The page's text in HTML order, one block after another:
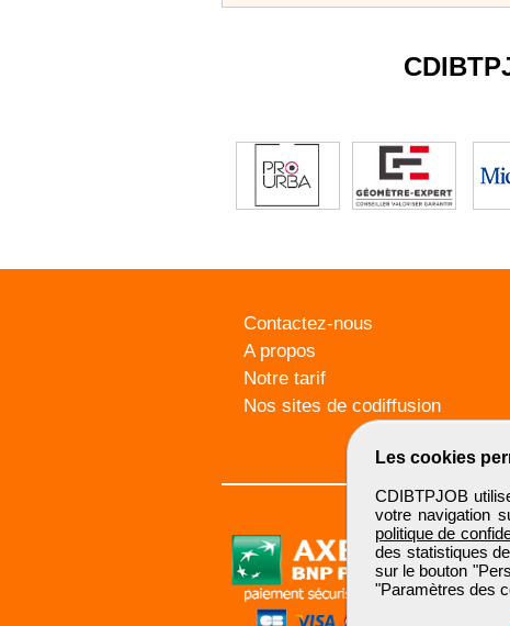
Les cookies
CDIBTPJOB
votre navigation
politique de
des statistiques
sur le bouton
"Paramètres des
Contactez-nous
A propos
Notre tarif
Nos sites de codiffusion